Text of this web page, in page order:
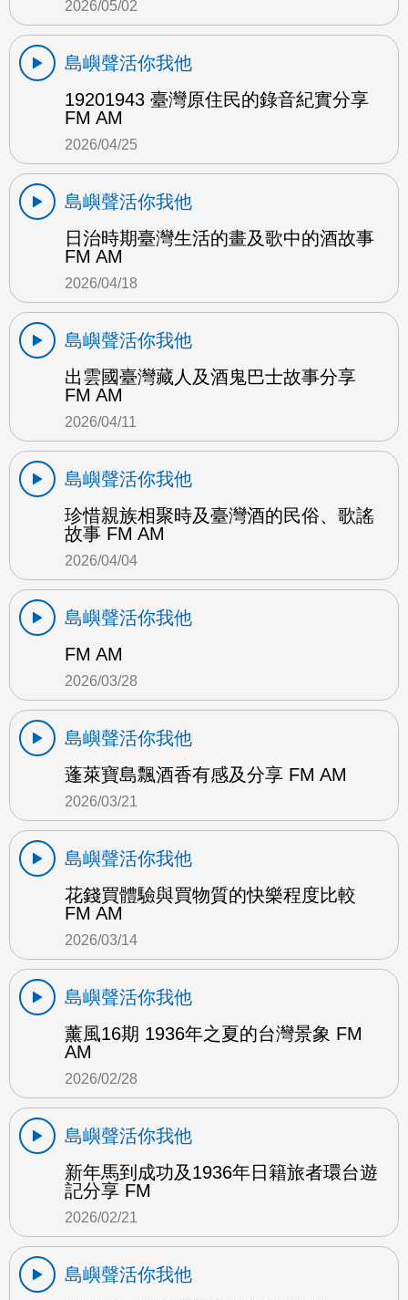
2026/05/02
島嶼聲活你我他
19201943 臺灣原住民的錄音紀實分享
FM AM
2026/04/25
島嶼聲活你我他
日治時期臺灣生活的畫及歌中的酒故事
FM AM
2026/04/18
島嶼聲活你我他
出雲國臺灣藏人及酒鬼巴士故事分享
FM AM
2026/04/11
島嶼聲活你我他
珍惜親族相聚時及臺灣酒的民俗、歌謠
故事 FM AM
2026/04/04
島嶼聲活你我他
FM AM
2026/03/28
島嶼聲活你我他
蓬萊寶島飄酒香有感及分享 FM AM
2026/03/21
島嶼聲活你我他
花錢買體驗與買物質的快樂程度比較
FM AM
2026/03/14
島嶼聲活你我他
薰風16期 1936年之夏的台灣景象 FM
AM
2026/02/28
島嶼聲活你我他
新年馬到成功及1936年日籍旅者環台遊
記分享 FM
2026/02/21
島嶼聲活你我他